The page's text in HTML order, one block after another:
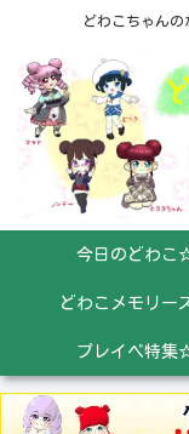
どわこちゃん
今日のどわこ
どわこメモリー
プレイベ特集